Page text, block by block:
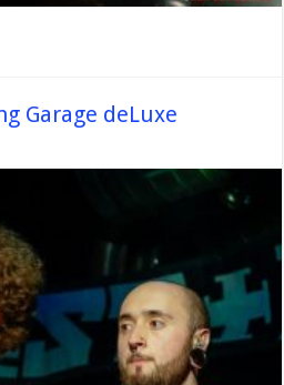
Garage deLuxe